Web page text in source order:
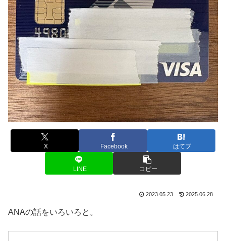
X Facebook はてブ
LINE コピー
2023.05.23 2025.06.28
ANAの話をいろいろと。